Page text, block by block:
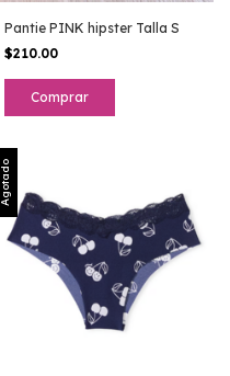
Pantie PINK hipster Talla S
$210.00
Agotado